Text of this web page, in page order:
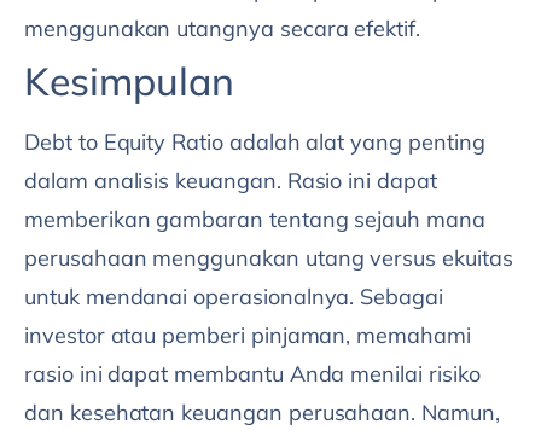
menggunakan utangnya secara efektif.
Kesimpulan
Debt to Equity Ratio adalah alat yang penting
dalam analisis keuangan. Rasio ini dapat
memberikan gambaran tentang sejauh mana
perusahaan menggunakan utang versus ekuitas
untuk mendanai operasionalnya. Sebagai
investor atau pemberi pinjaman, memahami
rasio ini dapat membantu Anda menilai risiko
dan kesehatan keuangan perusahaan. Namun,